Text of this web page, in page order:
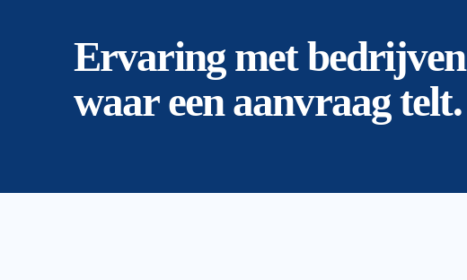
Ervaring met bedrijven
waar een aanvraag telt.